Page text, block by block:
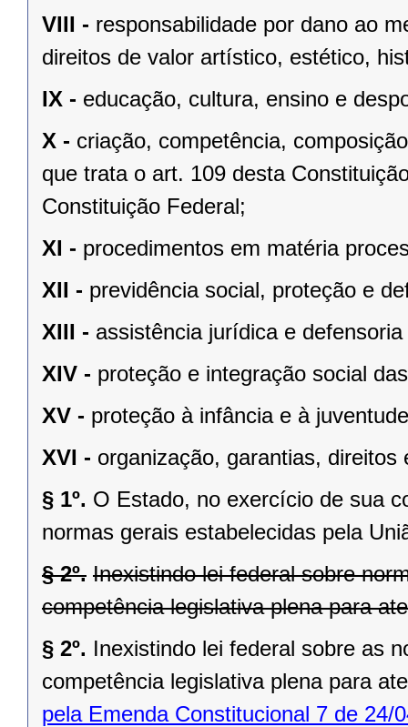
VIII - responsabilidade por dano ao
direitos de valor artístico, estético,
IX - educação, cultura, ensino e
X - criação, competência,
que trata o art. 109 desta
Constituição Federal;
XI - procedimentos em matéria
XII - previdência social, proteção e
XIII - assistência jurídica e
XIV - proteção e integração social
XV - proteção à infância e à
XVI - organização, garantias,
§ 1º. O Estado, no exercício de sua
normas gerais estabelecidas pela
§ 2º. Inexistindo lei federal sobre
competência legislativa plena para
§ 2º. Inexistindo lei federal sobre as
competência legislativa plena para
pela Emenda Constitucional 7 de 24/